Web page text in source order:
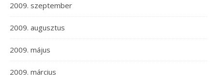
2009. szeptember
2009. augusztus
2009. május
2009. március